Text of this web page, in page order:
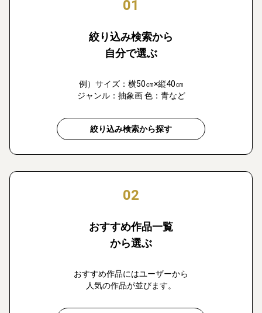
01
絞り込み検索から
自分で選ぶ
例）サイズ：横50㎝×縦40㎝
ジャンル：抽象画 色：青など
絞り込み検索から探す
02
おすすめ作品一覧
から選ぶ
おすすめ作品にはユーザーから
人気の作品が並びます。